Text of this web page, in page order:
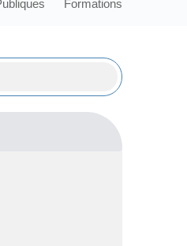
Formations